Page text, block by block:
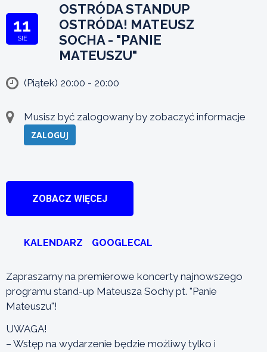
11
SIE
OSTRÓDA STANDUP
OSTRÓDA! MATEUSZ
SOCHA - "PANIE
MATEUSZU"
(Piątek) 20:00 - 20:00
Musisz być zalogowany by zobaczyć informacje
ZALOGUJ
ZOBACZ WIĘCEJ
KALENDARZ GOOGLECAL
Zapraszamy na premierowe koncerty najnowszego
programu stand-up Mateusza Sochy pt. "Panie
Mateuszu"!
UWAGA!
– Wstęp na wydarzenie będzie możliwy tylko i